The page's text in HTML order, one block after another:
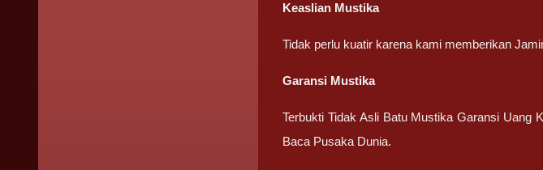
Keaslian Mustika
Tidak perlu kuatir karena kami memberikan
Garansi Mustika
Terbukti Tidak Asli Batu Mustika Garansi Uang
Baca Pusaka Dunia.